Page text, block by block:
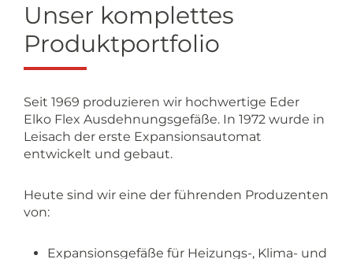
Unser komplettes
Produktportfolio
Seit 1969 produzieren wir hochwertige Eder
Elko Flex Ausdehnungsgefäße. In 1972 wurde in
Leisach der erste Expansionsautomat
entwickelt und gebaut.
Heute sind wir eine der führenden Produzenten
von:
Expansionsgefäße für Heizungs-, Klima- und